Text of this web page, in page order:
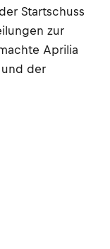
Startschuss
zur
Aprilia
der